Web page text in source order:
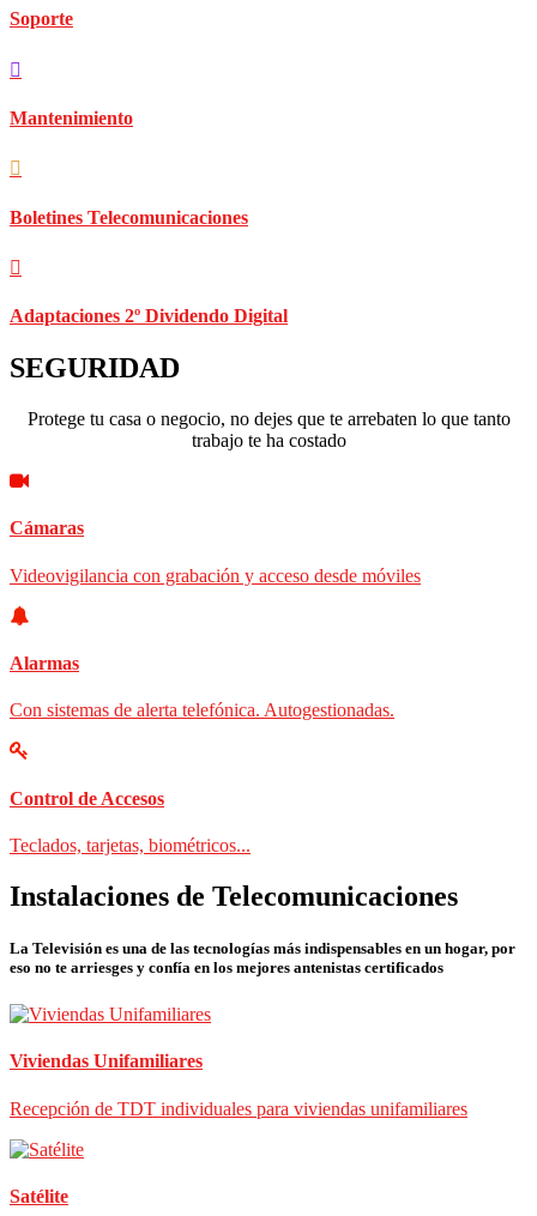
Soporte
Mantenimiento
Boletines Telecomunicaciones
Adaptaciones 2º Dividendo Digital
SEGURIDAD
Protege tu casa o negocio, no dejes que te arrebaten lo que tanto
trabajo te ha costado
Cámaras
Videovigilancia con grabación y acceso desde móviles
Alarmas
Con sistemas de alerta telefónica. Autogestionadas.
Control de Accesos
Teclados, tarjetas, biométricos...
Instalaciones de Telecomunicaciones
La Televisión es una de las tecnologías más indispensables en un hogar, por
eso no te arriesges y confía en los mejores antenistas certificados
Viviendas Unifamiliares
Recepción de TDT individuales para viviendas unifamiliares
Satélite